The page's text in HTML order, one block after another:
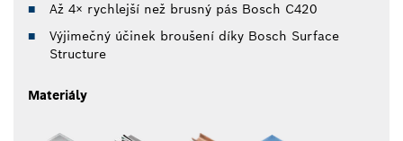
Až 4× rychlejší než brusný pás Bosch C420
Výjimečný účinek broušení díky Bosch Surface
Structure
Materiály